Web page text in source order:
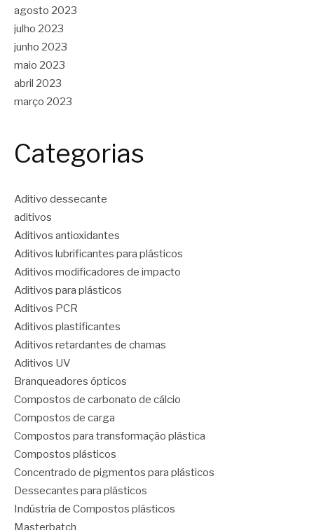
agosto 2023
julho 2023
junho 2023
maio 2023
abril 2023
março 2023
Categorias
Aditivo dessecante
aditivos
Aditivos antioxidantes
Aditivos lubrificantes para plásticos
Aditivos modificadores de impacto
Aditivos para plásticos
Aditivos PCR
Aditivos plastificantes
Aditivos retardantes de chamas
Aditivos UV
Branqueadores ópticos
Compostos de carbonato de cálcio
Compostos de carga
Compostos para transformação plástica
Compostos plásticos
Concentrado de pigmentos para plásticos
Dessecantes para plásticos
Indústria de Compostos plásticos
Masterbatch